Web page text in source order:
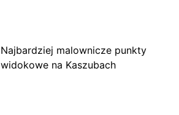
Najbardziej malownicze punkty
widokowe na Kaszubach